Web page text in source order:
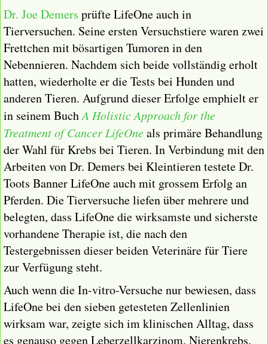
Dr. Joe Demers prüfte LifeOne auch in
Tierversuchen. Seine ersten Versuchstiere waren zwei
Frettchen mit bösartigen Tumoren in den
Nebennieren. Nachdem sich beide vollständig erholt
hatten, wiederholte er die Tests bei Hunden und
anderen Tieren. Aufgrund dieser Erfolge emphielt er
in seinem BuchA Holistic Approach for the
Treatment of Cancer LifeOneals primäre Behandlung
der Wahl für Krebs bei Tieren. In Verbindung mit den
Arbeiten von Dr. Demers bei Kleintieren testete Dr.
Toots Banner LifeOne auch mit grossem Erfolg an
Pferden. Die Tierversuche liefen über mehrere und
belegten, dass LifeOne die wirksamste und sicherste
vorhandene Therapie ist, die nach den
Testergebnissen dieser beiden Veterinäre für Tiere
zur Verfügung steht.
Auch wenn die In-vitro-Versuche nur bewiesen, dass
LifeOne bei den sieben getesteten Zellenlinien
wirksam war, zeigte sich im klinischen Alltag, dass
es genauso gegen Leberzellkarzinom, Nierenkrebs,